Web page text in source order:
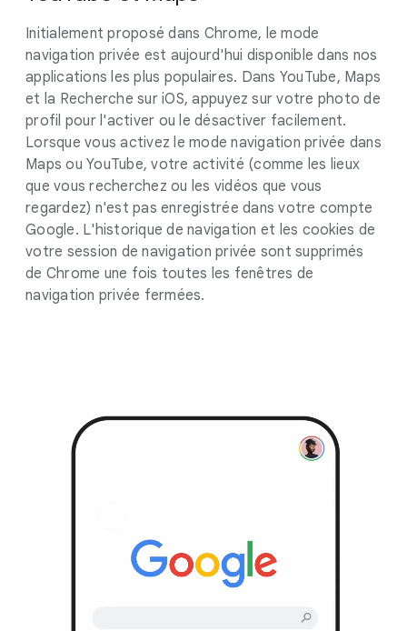
Initialement proposé dans Chrome, le mode
navigation privée est aujourd'hui disponible dans nos
applications les plus populaires. Dans YouTube, Maps
et la Recherche sur iOS, appuyez sur votre photo de
profil pour l'activer ou le désactiver facilement.
Lorsque vous activez le mode navigation privée dans
Maps ou YouTube, votre activité (comme les lieux
que vous recherchez ou les vidéos que vous
regardez) n'est pas enregistrée dans votre compte
Google. L'historique de navigation et les cookies de
votre session de navigation privée sont supprimés
de Chrome une fois toutes les fenêtres de
navigation privée fermées.